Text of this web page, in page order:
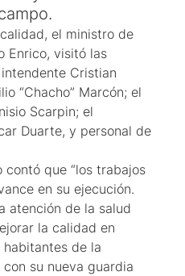
el ministro de
Enrico, visitó las
Cristian
“Chacho” Marcón; el
Scarpin; el
Duarte, y personal de
contó que “los trabajos
en su ejecución.
atención de la salud
la calidad en
de la
su nueva guardia